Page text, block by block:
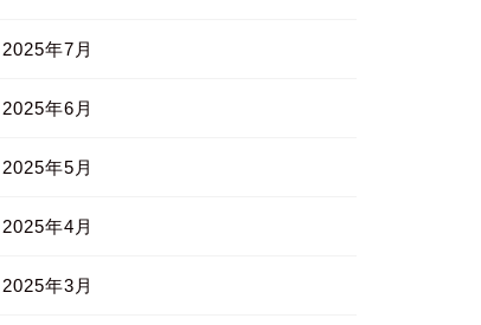
2025年7月
2025年6月
2025年5月
2025年4月
2025年3月